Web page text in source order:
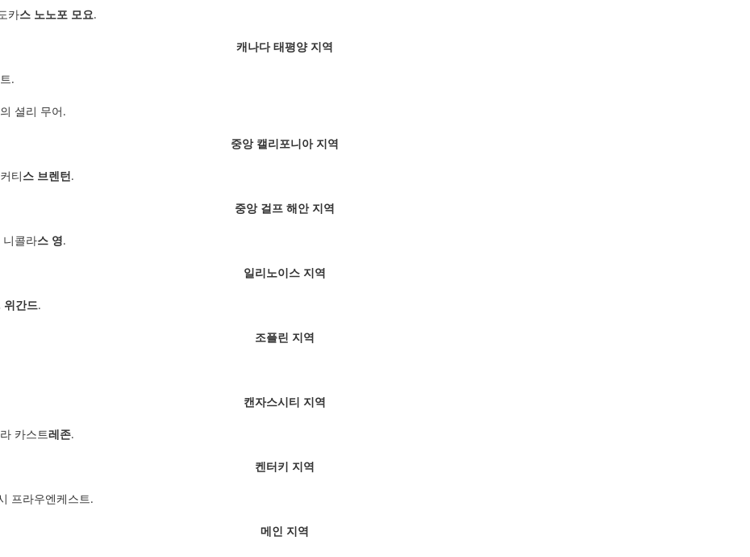
카스 노노포 모요.
캐나다 태평양 지역
.
셜리 무어.
중앙 캘리포니아 지역
티스 브렌턴.
중앙 걸프 해안 지역
콜라스 영.
일리노이스 지역
위간드.
조플린 지역
캔자스시티 지역
카스트레존.
켄터키 지역
프라우엔케스트.
메인 지역